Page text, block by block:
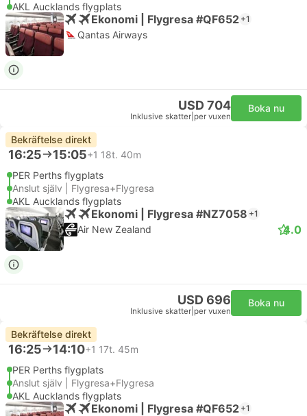
AKL Aucklands flygplats
Ekonomi | Flygresa #QF652 +1
Qantas Airways
USD 704
Inklusive skatter per vuxen
Boka nu
Bekräftelse direkt
16:25 15:05+1 18t. 40m
PER Perths flygplats
Anslut själv | Flygresa+Flygresa
AKL Aucklands flygplats
Ekonomi | Flygresa #NZ7058 +1
Air New Zealand 4.0
USD 696
Inklusive skatter per vuxen
Boka nu
Bekräftelse direkt
16:25 14:10+1 17t. 45m
PER Perths flygplats
Anslut själv | Flygresa+Flygresa
AKL Aucklands flygplats
Ekonomi | Flygresa #QF652 +1